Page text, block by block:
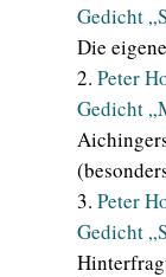
Gedicht
Die
Peter
Gedicht
Peter
Gedicht